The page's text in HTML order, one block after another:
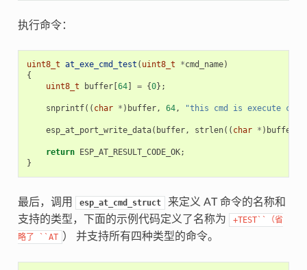
执行命令：
uint8_t at_exe_cmd_test ( uint8_t *cmd_name)
{
uint8_t
buffer[64] = {0};
snprintf(( char * ) buffer, 64, "this cmd is execute cmd:
esp_at_port_write_data( buffer, strlen(( char * ) buffer
return ESP_AT_RESULT_CODE_OK;
}
最后，调用 esp_at_cmd_struct
来定义 AT 命令的名称和
支持的类型，下面的示例代码定义了名称为
+TEST``（省
略了
``AT ） 并支持所有四种类型的命令。